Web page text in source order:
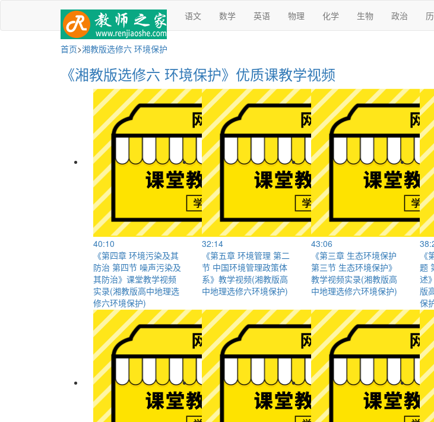
语文 数学 英语 物理 化学 生物 政治
首页>湘教版选修六 环境保护
《湘教版选修六 环境保护》优质课教学视频
40:10
《第四章 环境污染及其
防治 第四节 噪声污染及
其防治》课堂教学视频
实录(湘教版高中地理选
修六环境保护)
32:14
《第五章 环境管理 第二
节 中国环境管理政策体
系》教学视频(湘教版高
中地理选修六环境保护)
43:06
《第三章 生态环境保护
第三节 生态环境保护》
教学视频实录(湘教版高
中地理选修六环境保护)
《
题
述
版
保